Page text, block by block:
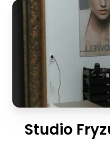
Studio